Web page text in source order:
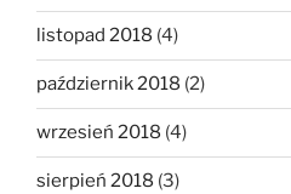
listopad 2018 (4)
październik 2018 (2)
wrzesień 2018 (4)
sierpień 2018 (3)